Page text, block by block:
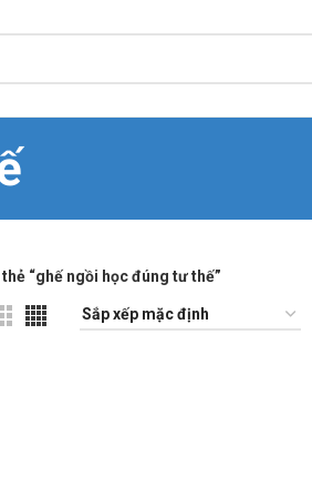
“ghế ngồi học đúng tư thế”